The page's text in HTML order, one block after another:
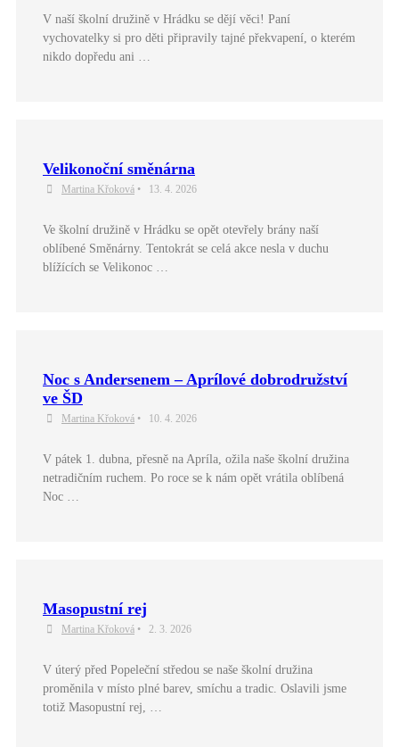
V naší školní družině v Hrádku se dějí věci! Paní
vychovatelky si pro děti připravily tajné překvapení, o kterém
nikdo dopředu ani …
Velikonoční směnárna
Martina Křoková • 13. 4. 2026
Ve školní družině v Hrádku se opět otevřely brány naší
oblíbené Směnárny. Tentokrát se celá akce nesla v duchu
blížících se Velikonoc …
Noc s Andersenem – Aprílové dobrodružství
ve ŠD
Martina Křoková • 10. 4. 2026
V pátek 1. dubna, přesně na Apríla, ožila naše školní družina
netradičním ruchem. Po roce se k nám opět vrátila oblíbená
Noc …
Masopustní rej
Martina Křoková • 2. 3. 2026
V úterý před Popeleční středou se naše školní družina
proměnila v místo plné barev, smíchu a tradic. Oslavili jsme
totiž Masopustní rej, …